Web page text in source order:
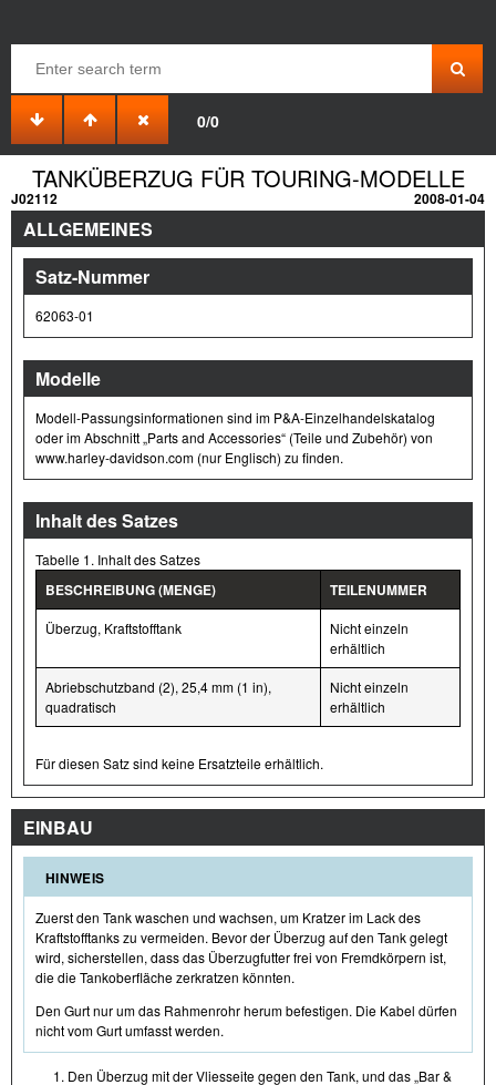
0/0
TANKÜBERZUG FÜR TOURING-MODELLE
J02112 2008-01-04
ALLGEMEINES
Satz-Nummer
62063-01
Modelle
Modell-Passungsinformationen sind im P&A-Einzelhandelskatalog
oder im Abschnitt „Parts and Accessories“ (Teile und Zubehör) von
www.harley-davidson.com (nur Englisch) zu finden.
Inhalt des Satzes
Tabelle 1. Inhalt des Satzes
BESCHREIBUNG (MENGE) TEILENUMMER
Überzug, Kraftstofftank
Nicht einzeln
erhältlich
Abriebschutzband (2), 25,4 mm (1 in),
quadratisch
Nicht einzeln
erhältlich
Für diesen Satz sind keine Ersatzteile erhältlich.
EINBAU
HINWEIS
Zuerst den Tank waschen und wachsen, um Kratzer im Lack des
Kraftstofftanks zu vermeiden. Bevor der Überzug auf den Tank gelegt
wird, sicherstellen, dass das Überzugfutter frei von Fremdkörpern ist,
die die Tankoberfläche zerkratzen könnten.
Den Gurt nur um das Rahmenrohr herum befestigen. Die Kabel dürfen
nicht vom Gurt umfasst werden.
Den Überzug mit der Vliesseite gegen den Tank, und das „Bar &